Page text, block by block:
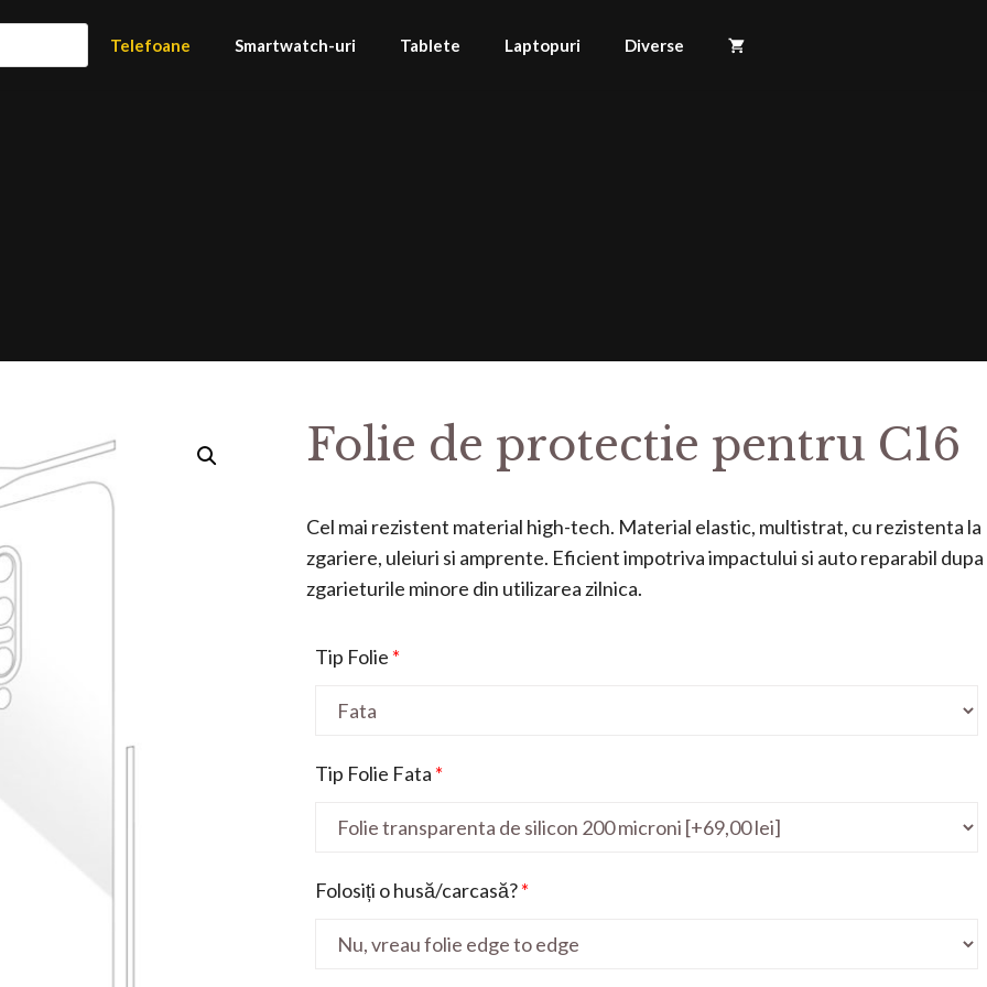
Telefoane Smartwatch-uri Tablete Laptopuri Diverse
Folie de protectie pentru C16
Cel mai rezistent material high-tech. Material elastic, multistrat, cu rezistenta la
zgariere, uleiuri si amprente. Eficient impotriva impactului si auto reparabil dupa
zgarieturile minore din utilizarea zilnica.
Tip Folie *
Tip Folie Fata *
Folosiți o husă/carcasă?*